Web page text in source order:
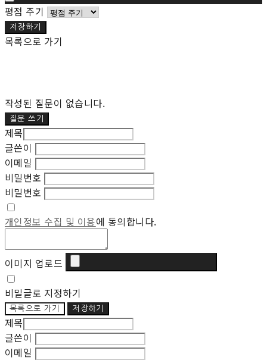
평점 주기
저장하기
목록으로 가기
작성된 질문이 없습니다.
질문 쓰기
제목
글쓴이
이메일
비밀번호
비밀번호
개인정보 수집 및 이용에 동의합니다.
이미지 업로드
비밀글로 지정하기
목록으로 가기 저장하기
제목
글쓴이
이메일